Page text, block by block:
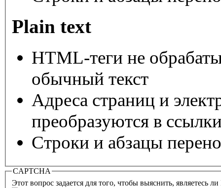
Plain text
HTML-теги не
обычный текст
Адреса страниц и
преобразуются в
Строки и абзацы
CAPTCHA
Этот вопрос задается для того, чтобы выяснить, являетесь